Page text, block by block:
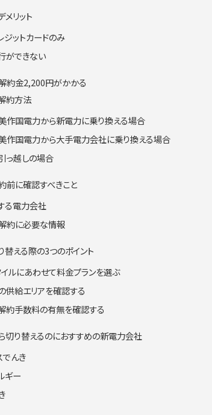
リット
ジットカードのみ
ができない
約金2,200円がかかる
約方法
国電力から新電力に乗り換える場合
国電力から大手電力会社に乗り換える場合
越しの場合
前に確認すべきこと
る電力会社
約に必要な情報
える際の3つのポイント
ルにあわせて料金プランを選ぶ
給エリアを確認する
手数料の有無を確認する
切り替えるのにおすすめの新電力会社
でんき
ギー